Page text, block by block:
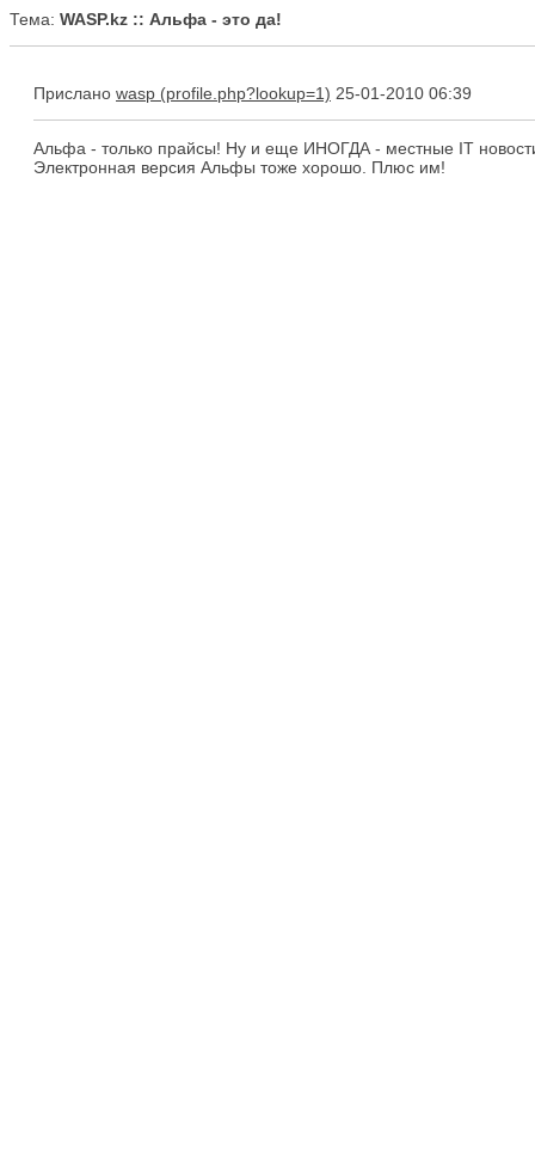
Тема: WASP.kz :: Альфа - это да!
Прислано wasp 25-01-2010 06:39
Альфа - только прайсы! Ну и еще ИНОГДА - местные IT
Электронная версия Альфы тоже хорошо. Плюс им!